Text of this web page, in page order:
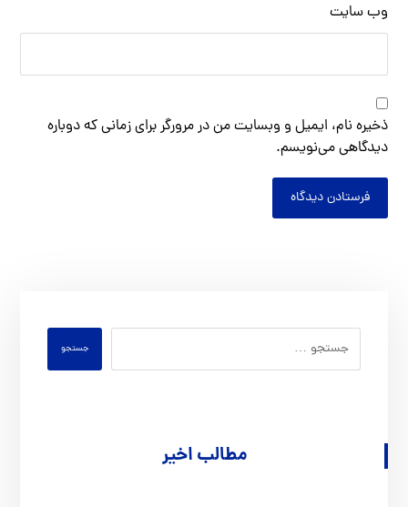
وب‌ سایت
ذخیره نام، ایمیل و وبسایت من در مرورگر برای زمانی که دوباره
دیدگاهی می‌نویسم.
فرستادن دیدگاه
جستجو
مطالب اخیر